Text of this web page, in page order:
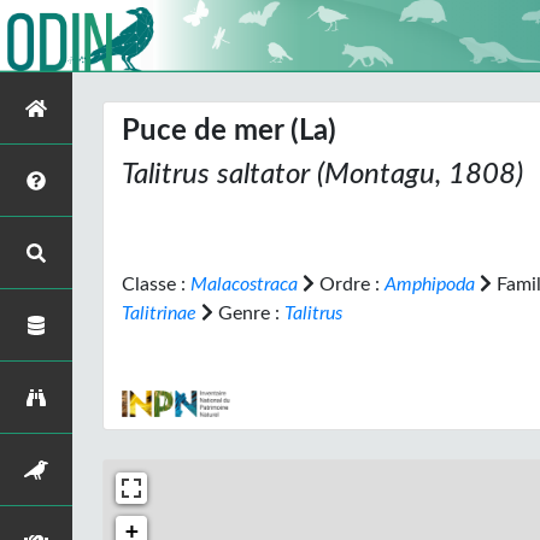
Puce de mer (La)
Talitrus saltator(Montagu, 1808)
Classe : Malacostraca Ordre : Amphipoda
Talitrinae
Genre : Talitrus
+